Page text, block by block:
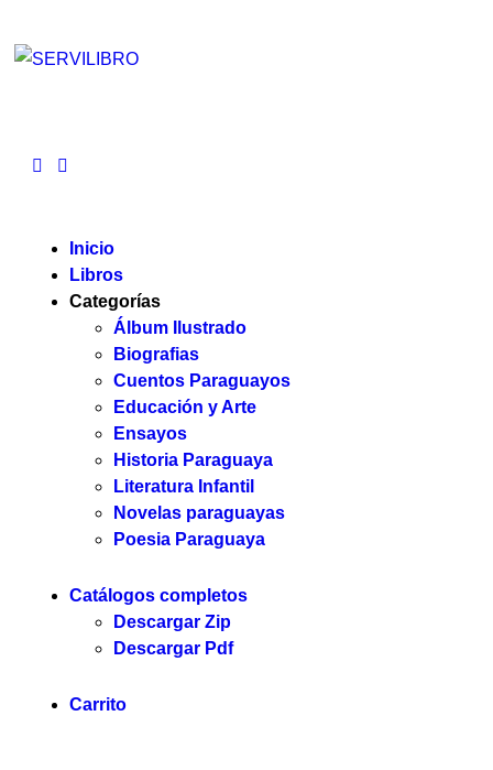
Inicio
Libros
Categorías
Álbum Ilustrado
Biografias
Cuentos Paraguayos
Educación y Arte
Ensayos
Historia Paraguaya
Literatura Infantil
Novelas paraguayas
Poesia Paraguaya
Catálogos completos
Descargar Zip
Descargar Pdf
Carrito